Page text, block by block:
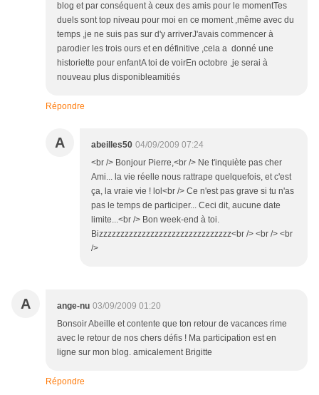
blog et par conséquent à ceux des amis pour le momentTes
duels sont top niveau pour moi en ce moment ,même avec du
temps ,je ne suis pas sur d'y arriverJ'avais commencer à
parodier les trois ours et en définitive ,cela a donné une
historiette pour enfantA toi de voirEn octobre ,je serai à
nouveau plus disponibleamitiés
Répondre
A abeilles50 04/09/2009 07:24
<br /> Bonjour Pierre,<br /> Ne t'inquiète pas cher
Ami... la vie réelle nous rattrape quelquefois, et c'est
ça, la vraie vie ! lol<br /> Ce n'est pas grave si tu n'as
pas le temps de participer... Ceci dit, aucune date
limite...<br /> Bon week-end à toi.
Bizzzzzzzzzzzzzzzzzzzzzzzzzzzzzzz<br /> <br /> <br
/>
A ange-nu 03/09/2009 01:20
Bonsoir Abeille et contente que ton retour de vacances rime
avec le retour de nos chers défis ! Ma participation est en
ligne sur mon blog. amicalement Brigitte
Répondre